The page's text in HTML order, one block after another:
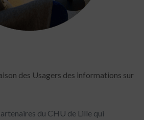
des Usagers des informations sur
du CHU de Lille qui